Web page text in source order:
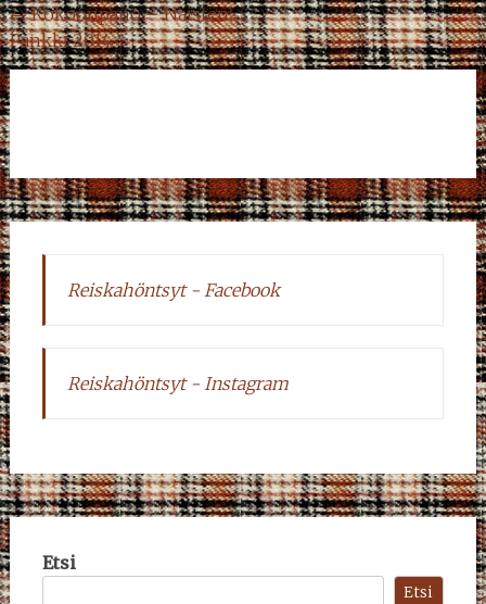
Post
navigation
←Kokoonpano – Naisten
Pankki 2014
Reiskahöntsyt - Facebook
Reiskahöntsyt - Instagram
Etsi
Etsi